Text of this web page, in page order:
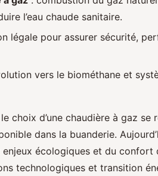
l’eau chaude sanitaire.
légale pour assurer sécurité,
vers le biométhane et
choix d’une chaudière à gaz se
dans la buanderie.
écologiques et du confort
technologiques et transition